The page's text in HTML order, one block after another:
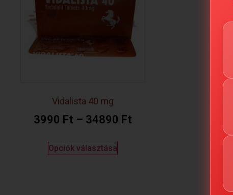
Vidalista 40 mg
3990 Ft – 34890 Ft
Opciók választása